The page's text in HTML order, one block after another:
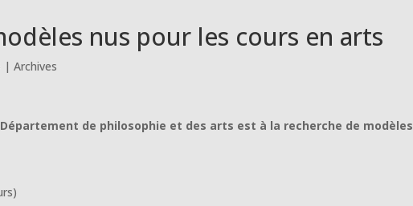
nus pour les cours en arts
|Archives
de philosophie et des arts est à la recherche de modèles